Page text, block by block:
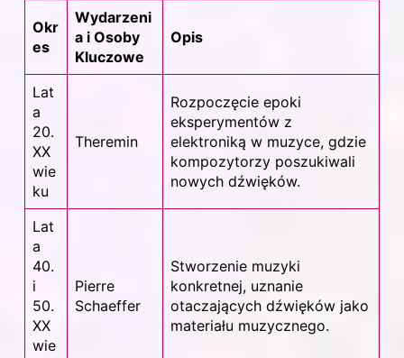
Okr
es
Wydarzeni
a i Osoby
Kluczowe
Opis
Lat
a
20.
XX
wie
ku
Theremin
Rozpoczęcie epoki
eksperymentów z
elektroniką w muzyce, gdzie
kompozytorzy poszukiwali
nowych dźwięków.
Lat
a
40.
i
50.
XX
wie
Pierre
Schaeffer
Stworzenie muzyki
konkretnej, uznanie
otaczających dźwięków jako
materiału muzycznego.